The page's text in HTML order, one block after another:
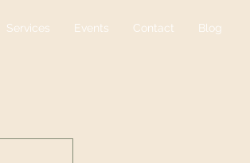
Services Events Contact Blog